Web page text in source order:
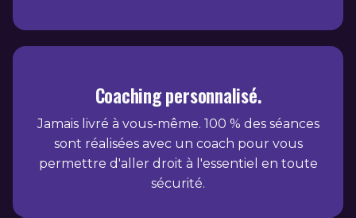
Coaching personnalisé.
Jamais livré à vous-même. 100 % des séances
sont réalisées avec un coach pour vous
permettre d'aller droit à l'essentiel en toute
sécurité.